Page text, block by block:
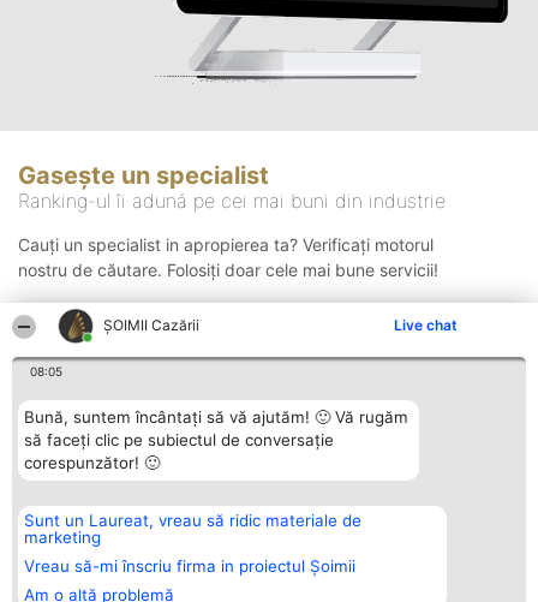
ȘOIMII Cazării Live chat
08:05
Bună, suntem încântați să vă ajutăm! 🙂 Vă rugăm
să faceți clic pe subiectul de conversație
corespunzător! 🙂
Sunt un Laureat, vreau să ridic materiale de
marketing
Vreau să-mi înscriu firma in proiectul Șoimii
Am o altă problemă
Gasește un specialist
Ranking-ul îi adună pe cei mai buni din industrie
Cauți un specialist in apropierea ta? Verificați motorul
nostru de căutare. Folosiți doar cele mai bune servicii!
Organizator Ranking
BRIGHT SOLUTIONS BR SRL
Aleea Timisul De Sus 2 Bl. A30
Sc. A Et. 4 Ap. 13 Cod 061952
București
Plebiscyt
Lista Tuturor
Laureaților
Contact